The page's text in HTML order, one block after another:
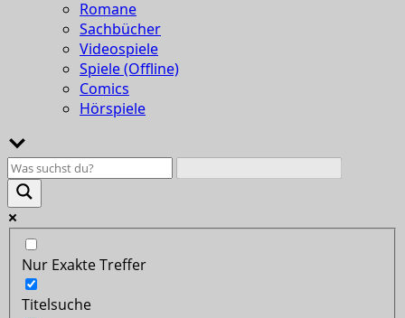
Romane
Sachbücher
Videospiele
Spiele (Offline)
Comics
Hörspiele
Nur Exakte Treffer
Titelsuche